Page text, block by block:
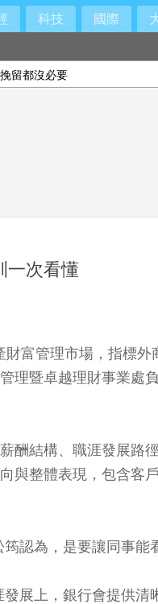
科技 國際
留都沒必要
一次看懂
財富管理市場，指標
理暨卓越理財事業
酬結構、職涯發展
與整體表現，包含
認為，是要讓同事
展上，銀行會提供